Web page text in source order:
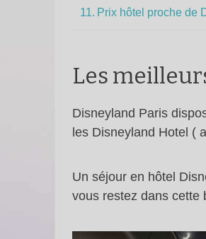
Prix hôtel proche de
Les
Disneyland Paris
les Disneyland Hotel (
Un séjour en hôtel
vous restez dans cette